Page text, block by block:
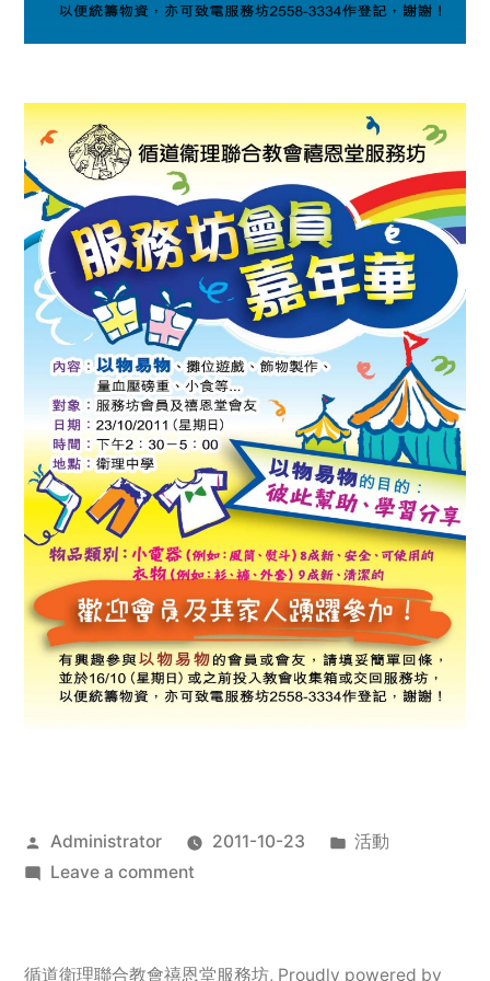
Posted
by
Administrator 2011-10-23
Posted
活動
Leave a commenton
服
循道衛理聯合教會禧恩堂服務坊, Proudly powered by